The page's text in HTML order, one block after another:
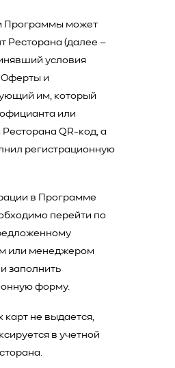
Программы может
Ресторана (далее –
условия
и
им, который
или
QR-код, а
регистрационную
в Программе
перейти по
или менеджером
заполнить
форму.
карт не выдается,
в учетной